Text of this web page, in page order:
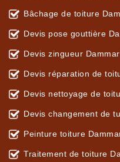
Bâchage de toiture
Devis pose gouttière
Devis zingueur
Devis réparation de
Devis nettoyage de
Devis changement de
Peinture toiture
Traitement de toiture